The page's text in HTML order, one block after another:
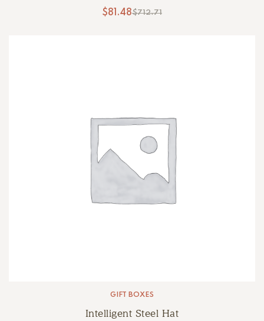
$712.71
$81.48
GIFT BOXES
Intelligent Steel Hat